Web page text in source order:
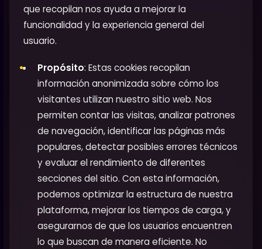
que recopilan nos ayuda a mejorar la
funcionalidad y la experiencia general del
usuario.
Propósito: Estas cookies recopilan
información anonimizada sobre cómo los
visitantes utilizan nuestro sitio web. Nos
permiten contar las visitas, analizar patrones
de navegación, identificar las páginas más
populares, detectar posibles errores técnicos
y evaluar el rendimiento de diferentes
secciones del sitio. Con esta información,
podemos optimizar la estructura de nuestra
plataforma, mejorar los tiempos de carga, y
asegurarnos de que los usuarios encuentren
lo que buscan de manera eficiente. No